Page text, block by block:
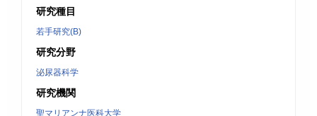
研究種目
若手研究(B)
研究分野
泌尿器科学
研究機関
聖マリアンナ医科大学